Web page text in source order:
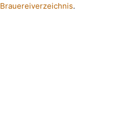
Brauereiverzeichnis.